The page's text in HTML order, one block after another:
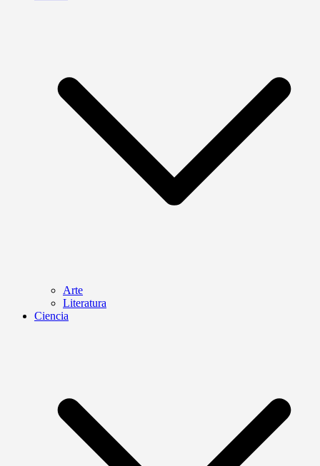
Arte
Literatura
Ciencia